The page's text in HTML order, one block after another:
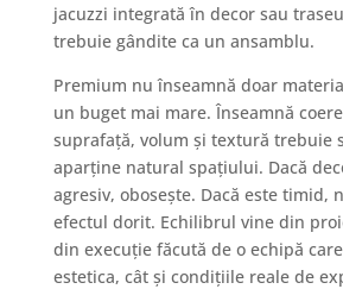
jacuzzi integrată în decor sau
trebuie gândite ca un ansamblu.
Premium nu înseamnă doar
un buget mai mare. Înseamnă
suprafață, volum și textură trebuie
aparține natural spațiului. Dacă
agresiv, obosește. Dacă este timid,
efectul dorit. Echilibrul vine din
din execuție făcută de o echipă
estetica, cât și condițiile reale de